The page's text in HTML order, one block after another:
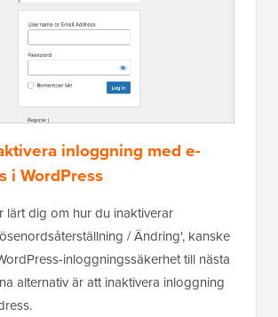
inloggning med e-
i WordPress
lärt dig om hur du inaktiverar
/ Ändring', kanske
inloggningssäkerhet till nästa
alternativ är att inaktivera inloggning